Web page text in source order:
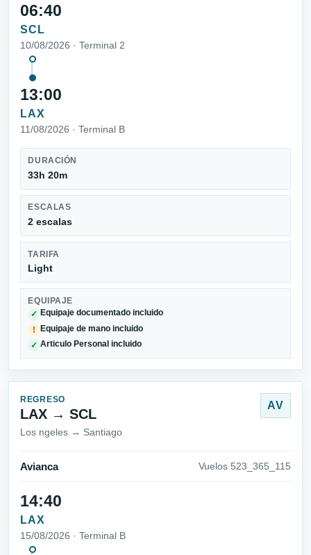
06:40
SCL
10/08/2026 · Terminal 2
13:00
LAX
11/08/2026 · Terminal B
DURACIÓN
33h 20m
ESCALAS
2 escalas
TARIFA
Light
EQUIPAJE
✓ Equipaje documentado incluido
! Equipaje de mano incluido
✓ Articulo Personal incluido
REGRESO
LAX → SCL
Los ngeles → Santiago
AV
Avianca Vuelos 523_365_115
14:40
LAX
15/08/2026 · Terminal B